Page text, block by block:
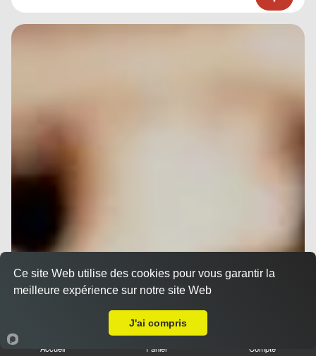
Accueil Panier Compte
Ce site Web utilise des cookies pour vous garantir la
meilleure expérience sur notre site Web
J'ai compris